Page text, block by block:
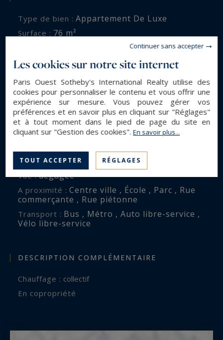
Type de bien : Appartement De Luxe
Surface : 76 m²
Pièces : 3
Salle(s) de bain : 1
ENVIRONNEMENT
Quartier : Greffulhe
Vue : dégagée
A proximité : Centre ville , École , Parc , Rue
commerçante , Rue piétonne
Transport : Bus , Métro , Auto libre-service ,
Vélo libre-service
DESCRIPTION COMPLÉMENTAIRE
Chauffage : collectif
En copropriété
Les cookies sur notre site internet
Paris Ouest Sotheby's International Realty utilise des
cookies pour personnaliser le contenu et vous offrir une
expérience sur mesure. Vous pouvez gérer vos
préférences et en savoir plus en cliquant sur "Réglages"
et à tout moment dans le pied de page du site en
cliquant sur "Gestion des cookies".En savoir plus...
TOUT ACCEPTER RÉGLAGES
Continuer sans accepter